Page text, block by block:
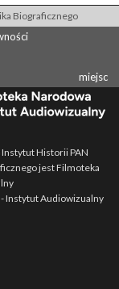
Biograficznego
miejsc
Historii PAN
jest Filmoteka
Instytut Audiowizualny